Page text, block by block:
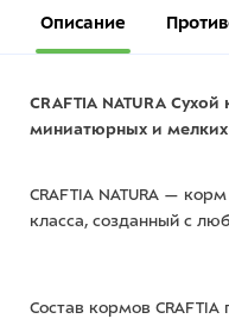
Описание
CRAFTIA NATURA
миниатюрных и мелких
CRAFTIA NATURA —
класса, созданный с
Состав кормов CRAFTIA